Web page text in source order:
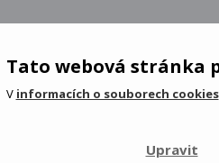
Tato webová stránka
V informacích o souborech cookies
Upravit
NOWY, POLSKA